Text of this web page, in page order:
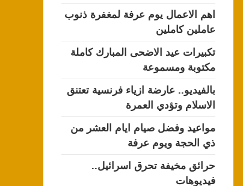
اهم الاعمال يوم عرفة لمغفرة ذنوب
عاملين كاملين
تكبيرات عيد الاضحى المبارك كاملة
مكتوبة ومسموعة
بالفيديو.. عارضة ازياء فرنسية تعتنق
الاسلام وتؤدي العمرة
مواعيد وفضل صيام ايام العشر من
ذي الحجة ويوم عرفة
حرائق مخيفة تحرق اسرائيل..
فيديوهات